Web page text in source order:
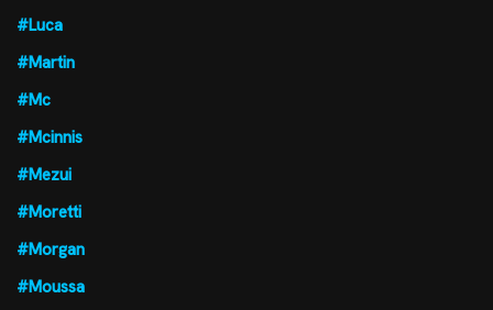
#Luca
#Martin
#Mc
#Mcinnis
#Mezui
#Moretti
#Morgan
#Moussa